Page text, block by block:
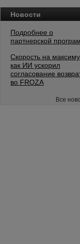
Новости
Подробнее о
партнерской
Скорость на
как ИИ ускорил
согласование
во FROZA
Все